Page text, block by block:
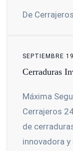
De
SEPTIEMBRE
Cerraduras
Máxima
Cerrajeros
de
innovadora